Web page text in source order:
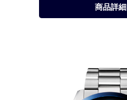
商品詳細